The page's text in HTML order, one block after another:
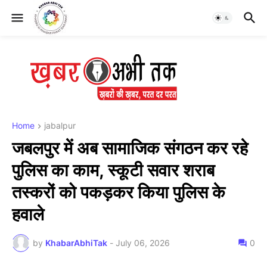
Home jabalpur
जबलपुर में अब सामाजिक संगठन कर रहे
पुलिस का काम, स्कूटी सवार शराब
तस्करों को पकड़कर किया पुलिस के
हवाले
by KhabarAbhiTak - July 06, 2026 0